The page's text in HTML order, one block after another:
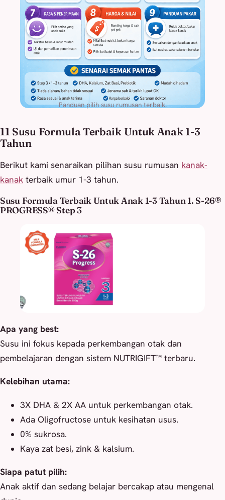
Panduan pilih susu rumusan terbaik.
11 Susu Formula Terbaik Untuk Anak 1-3
Tahun
Berikut kami senaraikan pilihan susu rumusan kanak-
kanak terbaik umur 1-3 tahun.
Susu Formula Terbaik Untuk Anak 1-3 Tahun 1. S-26®
PROGRESS® Step 3
Apa yang best:
Susu ini fokus kepada perkembangan otak dan
pembelajaran dengan sistem NUTRIGIFT™ terbaru.
Kelebihan utama:
3X DHA & 2X AA untuk perkembangan otak.
Ada Oligofructose untuk kesihatan usus.
0% sukrosa.
Kaya zat besi, zink & kalsium.
Siapa patut pilih:
Anak aktif dan sedang belajar bercakap atau mengenal